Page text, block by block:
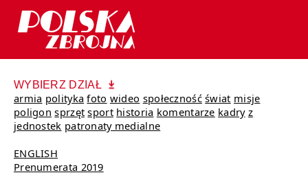
WYBIERZ DZIAŁ
armia polityka foto wideo społeczność świat misje
poligon sprzęt sport historia komentarze kadry z
jednostek patronaty medialne
ENGLISH
Prenumerata 2019